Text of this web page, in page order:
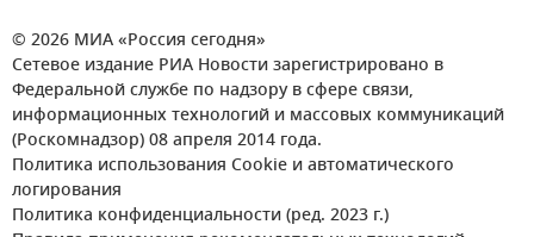
© 2026 МИА «Россия сегодня»
Сетевое издание РИА Новости зарегистрировано в
Федеральной службе по надзору в сфере связи,
информационных технологий и массовых коммуникаций
(Роскомнадзор) 08 апреля 2014 года.
Политика использования Cookie и автоматического
логирования
Политика конфиденциальности (ред. 2023 г.)